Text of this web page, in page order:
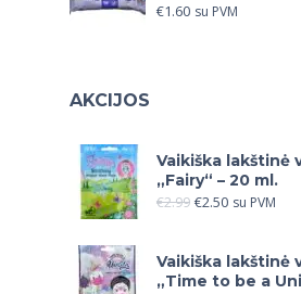
€1.60 su PVM
AKCIJOS
Vaikiška lakštinė
„Fairy“ – 20 ml.
€2.99 €2.50 su PVM
Vaikiška lakštinė
„Time to be a